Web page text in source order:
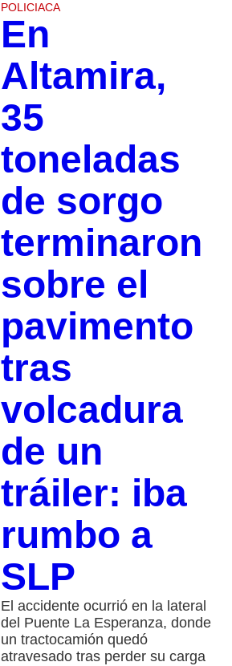
POLICIACA
En
Altamira,
35
toneladas
de sorgo
terminaron
sobre el
pavimento
tras
volcadura
de un
tráiler: iba
rumbo a
SLP
El accidente ocurrió en la lateral
del Puente La Esperanza, donde
un tractocamión quedó
atravesado tras perder su carga